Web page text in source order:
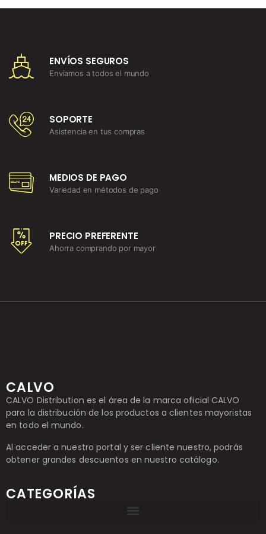
ENVÍOS SEGUROS
Enviamos a todos el mundo
SOPORTE
Asistencia en tus compras
MEDIOS DE PAGO
Variedad en métodos de pago
PRECIO PREFERENTE
Ahorra comprando por mayor
CALVO
CALVO Distribution es el área de la marca oficial CALVO
para la distribución de los productos a clientes mayoristas
en todo el mundo.
Al acceder a nuestro portal y ser cliente nuestro, podrás
obtener grandes descuentos en nuestro catálogo.
CATEGORÍAS